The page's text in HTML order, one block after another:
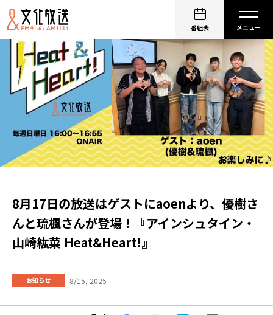
番組表
8月17日の放送はゲストにaoenより、優樹さ
んと琉楓さんが登場！『アインシュタイン・
山崎紘菜 Heat&Heart!』
お知らせ 8/15, 2025